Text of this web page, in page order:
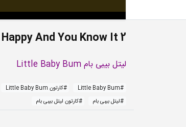
And You Know It 2
لیتل بیبی بام Little Baby Bum
#
Little Baby Bum
#کارتون Little Baby Bum
#لیتل بیبی بام #کارتون لیتل بیبی بام